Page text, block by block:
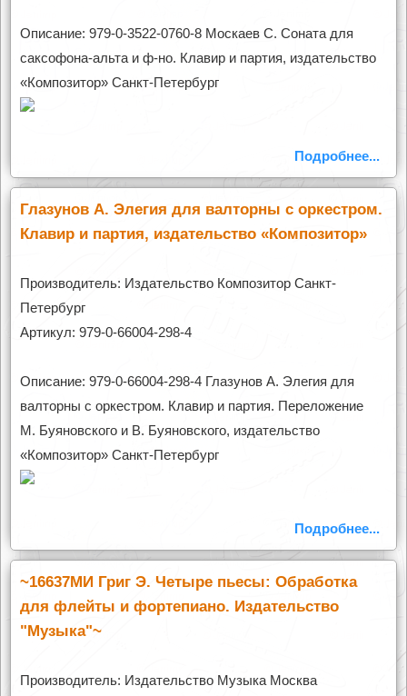
Описание: 979-0-3522-0760-8 Москаев С. Соната для
саксофона-альта и ф-но. Клавир и партия, издательство
«Композитор» Санкт-Петербург
Подробнее...
Глазунов А. Элегия для валторны с оркестром.
Клавир и партия, издательство «Композитор»
Производитель: Издательство Композитор Санкт-
Петербург
Артикул: 979-0-66004-298-4
Описание: 979-0-66004-298-4 Глазунов А. Элегия для
валторны с оркестром. Клавир и партия. Переложение
М. Буяновского и В. Буяновского, издательство
«Композитор» Санкт-Петербург
Подробнее...
~16637МИ Григ Э. Четыре пьесы: Обработка
для флейты и фортепиано. Издательство
"Музыка"~
Производитель: Издательство Музыка Москва